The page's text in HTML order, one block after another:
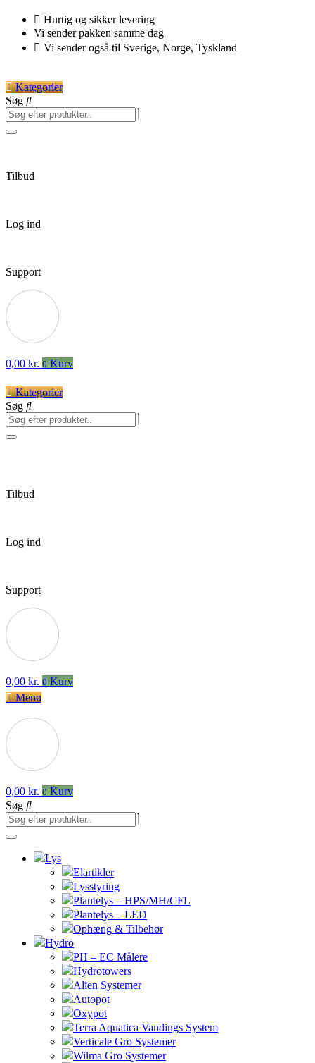
Videre
indhold
Hurtig og sikker levering
Vi sender pakken samme dag
Vi sender også til Sverige, Norge, Tyskland
Kategorier
Søg
Tilbud
Log ind
Support
0,00 kr. 0 Kurv
Kategorier
Søg
Tilbud
Log ind
Support
0,00 kr. 0 Kurv
Menu
0,00 kr. 0 Kurv
Søg
Lys
Elartikler
Lysstyring
Plantelys – HPS/MH/CFL
Plantelys – LED
Ophæng & Tilbehør
Hydro
PH – EC Målere
Hydrotowers
Alien Systemer
Autopot
Oxypot
Terra Aquatica Vandings System
Verticale Gro Systemer
Wilma Gro Systemer